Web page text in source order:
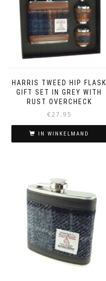
HARRIS TWEED HIP FLASK
GIFT SET IN GREY WITH
RUST OVERCHECK
€27.95
IN WINKELMAND